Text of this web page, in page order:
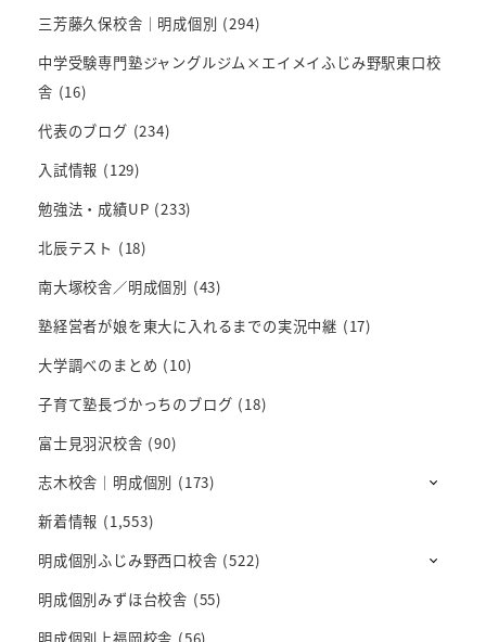
三芳藤久保校舎｜明成個別 (294)
中学受験専門塾ジャングルジム×エイメイふじみ野駅東口校
舎 (16)
代表のブログ (234)
入試情報 (129)
勉強法・成績UP (233)
北辰テスト (18)
南大塚校舎／明成個別 (43)
塾経営者が娘を東大に入れるまでの実況中継 (17)
大学調べのまとめ (10)
子育て塾長づかっちのブログ (18)
富士見羽沢校舎 (90)
志木校舎｜明成個別 (173)
新着情報 (1,553)
明成個別ふじみ野西口校舎 (522)
明成個別みずほ台校舎 (55)